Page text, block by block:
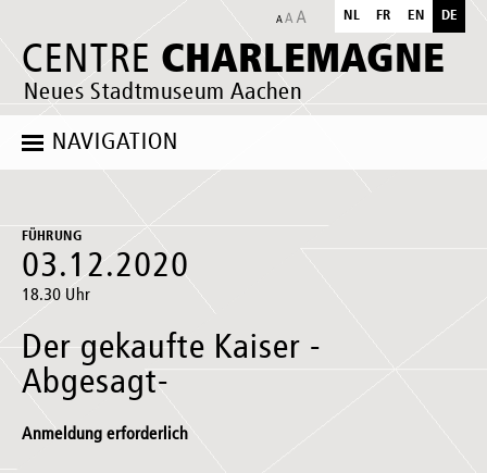
CENTRE CHARLEMAGNE
Neues Stadtmuseum Aachen
NL FR EN DE
NAVIGATION
FÜHRUNG
03.12.2020
18.30 Uhr
Der gekaufte Kaiser -
Abgesagt-
Anmeldung erforderlich